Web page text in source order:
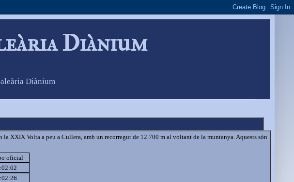
Diànium
Diànium
la XXIX Volta a peu a Cullera, amb un recorregut de 12.700 m al voltant de la muntanya. Aquests són
oficial